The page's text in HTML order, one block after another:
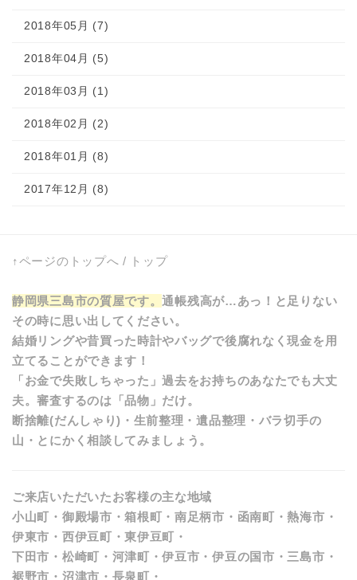
2018年05月 (7)
2018年04月 (5)
2018年03月 (1)
2018年02月 (2)
2018年01月 (8)
2017年12月 (8)
↑ページのトップへ / トップ
静岡県三島市の質屋です。通帳残高が…あっ！と足りない
その時に思い出してください。
結婚リングや昔買った時計やバッグで後腐れなく現金を用
立てることができます！
「お金で失敗しちゃった」過去をお持ちのあなたでも大丈
夫。審査するのは「品物」だけ。
断捨離(だんしゃり)・生前整理・遺品整理・バラ切手の
山・とにかく相談してみましょう。
ご来店いただいたお客様の主な地域
小山町・御殿場市・箱根町・南足柄市・函南町・熱海市・
伊東市・西伊豆町・東伊豆町・
下田市・松崎町・河津町・伊豆市・伊豆の国市・三島市・
裾野市・沼津市・長泉町・